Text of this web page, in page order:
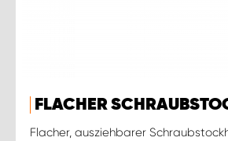
FLACHER
Flacher, ausziehbarer